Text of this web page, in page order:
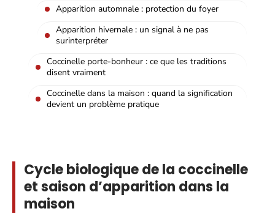
Apparition automnale : protection du foyer
Apparition hivernale : un signal à ne pas
surinterpréter
Coccinelle porte-bonheur : ce que les traditions
disent vraiment
Coccinelle dans la maison : quand la signification
devient un problème pratique
Cycle biologique de la coccinelle
et saison d’apparition dans la
maison